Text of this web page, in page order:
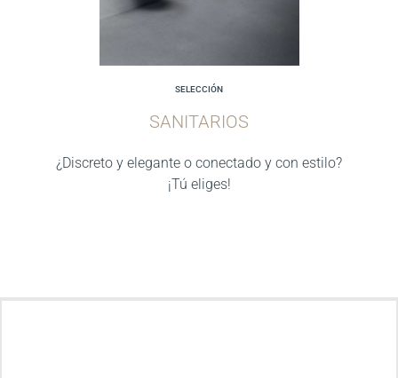
SELECCIÓN
SANITARIOS
¿Discreto y elegante o conectado y con estilo?
¡Tú eliges!